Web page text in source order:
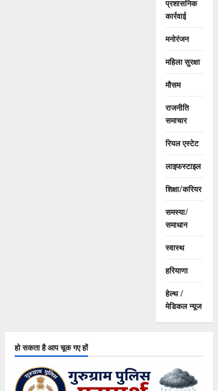
प्रशासनिक
कार्रवाई
मनोरंजन
महिला सुरक्षा
मौसम
राजनीति
समाचार
रियल एस्टेट
लाइफस्टाइल
शिक्षा/करियर
समस्या/
समाधान
स्वास्थ
हरियाणा
हेल्थ /
मेडिकल न्यूज
हो सकता है आप चूक गए हों